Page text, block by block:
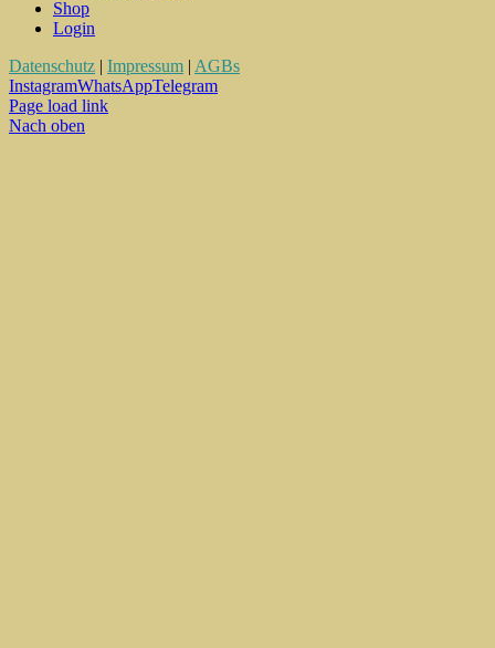
Shop
Login
Datenschutz | Impressum | AGBs
InstagramWhatsAppTelegram
Page load link
Nach oben